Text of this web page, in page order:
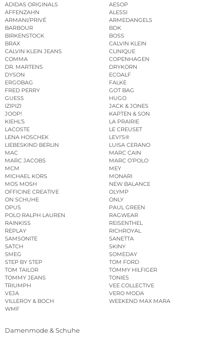
ADIDAS ORIGINALS
AESOP
AFFENZAHN
ALESSI
ARMANI/PRIVÉ
ARMEDANGELS
BARBOUR
BDK
BIRKENSTOCK
BOSS
BRAX
CALVIN KLEIN
CALVIN KLEIN JEANS
CLINIQUE
COMMA
COPENHAGEN
DR. MARTENS
DRYKORN
DYSON
ECOALF
ERGOBAG
FALKE
FRED PERRY
GOT BAG
GUESS
HUGO
IZIPIZI
JACK & JONES
JOOP!
KAPTEN & SON
KIEHL’S
LA PRAIRIE
LACOSTE
LE CREUSET
LENA HOSCHEK
LEVI’S®
LIEBESKIND BERLIN
LUISA CERANO
MAC
MARC CAIN
MARC JACOBS
MARC O’POLO
MCM
MEY
MICHAEL KORS
MONARI
MOS MOSH
NEW BALANCE
OFFICINE CREATIVE
OLYMP
ON SCHUHE
ONLY
OPUS
PAUL GREEN
POLO RALPH LAUREN
RAGWEAR
RAINKISS
REISENTHEL
REPLAY
RICHROYAL
SAMSONITE
SANETTA
SATCH
SKINY
SMEG
SOMEDAY
STEP BY STEP
TOM FORD
TOM TAILOR
TOMMY HILFIGER
TOMMY JEANS
TONIES
TRIUMPH
VEE COLLECTIVE
VEJA
VERO MODA
VILLEROY & BOCH
WEEKEND MAX MARA
WMF
Damenmode & Schuhe